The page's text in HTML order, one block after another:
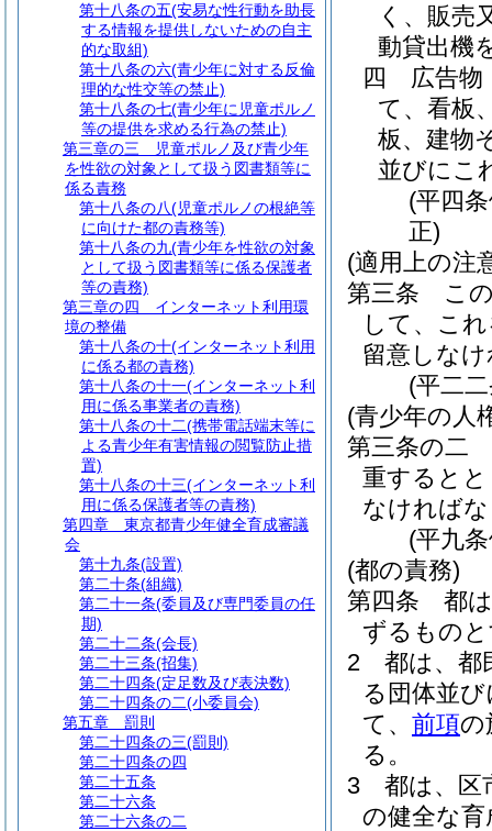
く、販売
動貸出機
四
広告
て、看板
板、建物
並びにこ
(平四
正)
(適用上の注
第三条
こ
して、こ
留意しな
(平二
(青少年の人
第三条の二
重すると
なければ
(平九
(都の責務)
第四条
都
ずるもの
2
都は、都
る団体並
て、 前項の
る。
3
都は、区
の健全な
第十八条の五(安易な性行動を助長
する情報を提供しないための自主
的な取組)
第十八条の六(青少年に対する反倫
理的な性交等の禁止)
第十八条の七(青少年に児童ポルノ
等の提供を求める行為の禁止)
第三章の三
児童ポルノ及び青少年
を性欲の対象として扱う図書類等に
係る責務
第十八条の八(児童ポルノの根絶等
に向けた都の責務等)
第十八条の九(青少年を性欲の対象
として扱う図書類等に係る保護者
等の責務)
第三章の四
インターネット利用環
境の整備
第十八条の十(インターネット利用
に係る都の責務)
第十八条の十一(インターネット利
用に係る事業者の責務)
第十八条の十二(携帯電話端末等に
よる青少年有害情報の閲覧防止措
置)
第十八条の十三(インターネット利
用に係る保護者等の責務)
第四章
東京都青少年健全育成審議
会
第十九条(設置)
第二十条(組織)
第二十一条(委員及び専門委員の任
期)
第二十二条(会長)
第二十三条(招集)
第二十四条(定足数及び表決数)
第二十四条の二(小委員会)
第五章
罰則
第二十四条の三(罰則)
第二十四条の四
第二十五条
第二十六条
第二十六条の二